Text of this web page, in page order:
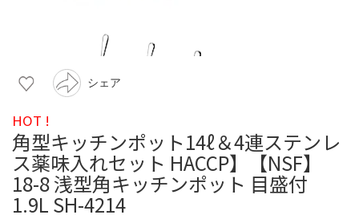
シェア
HOT !
角型キッチンポット14ℓ＆4連ステンレ
ス薬味入れセット HACCP】【NSF】
18-8 浅型角キッチンポット 目盛付
1.9L SH-4214